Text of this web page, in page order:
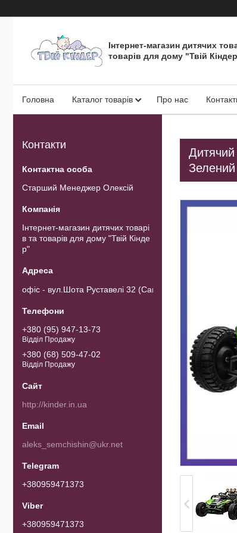
Інтернет-магазин дитячих
товарів для дому "Твій
Головна Каталог товарів Про нас
Дитячий
Зелений
Контакти
Старший Менеджер Олексій
Інтернет-магазин дитячих товарі
в та товарів для дому "Твій Кінде
р"
офіс - вул.Шота Руставелі 32 (Самовивозу товару
+380 (95) 947-13-73
Відділ Продажу
+380 (68) 509-47-02
Відділ Продажу
http://kinder.in.ua
aleks_semchishin@ukr.net
+380959471373
+380959471373